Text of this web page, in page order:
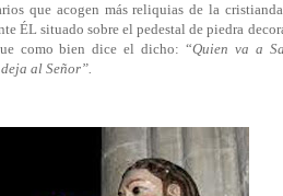
que acogen más reliquias de la
ÉL situado sobre el pedestal de piedra
como bien dice el dicho: “Quien va a
al Señor”.